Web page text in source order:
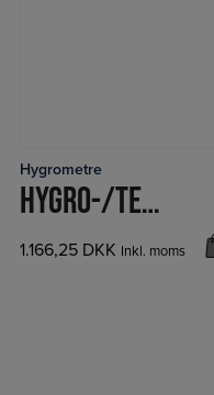
LÆS MERE
Hygrometre
HYGRO-/TERMOMETER 5251
1.166,25 DKK Inkl. moms